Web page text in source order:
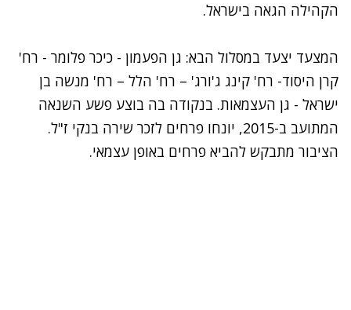
הקהילה הגאה בישראל.
המצעד יצעד במסלול הבא: גן הפעמון - כיכר פלומר - רח'
קרן היסוד- רח' קינג ג'ורג' – רח' הלל – רח' מנשה בן
ישראל - גן העצמאות. בנקודה בה בוצע פשע השנאה
המתועב ב-2015, יונחו פרחים לזכר שירה בנקי ז"ל.
הציבור מתבקש להביא פרחים באופן עצמאי.